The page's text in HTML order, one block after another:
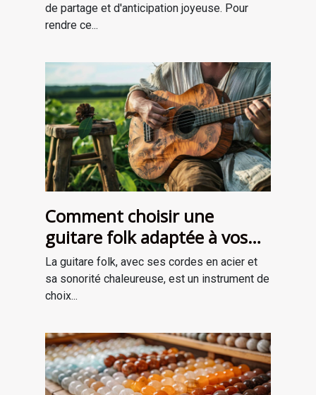
de partage et d'anticipation joyeuse. Pour
rendre ce...
Comment choisir une
guitare folk adaptée à vos
besoins
La guitare folk, avec ses cordes en acier et
sa sonorité chaleureuse, est un instrument de
choix...